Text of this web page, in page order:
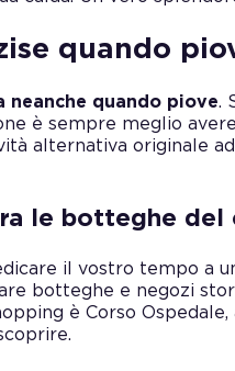
quando
neanche quando piove.
è sempre meglio
alternativa originale
le botteghe
il vostro tempo a
botteghe e negozi
è Corso